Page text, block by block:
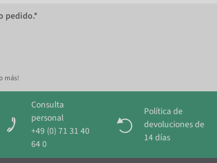
pedido.*
más!
Consulta
personal
+49 (0) 71 31 40
64 0
Política de
devoluciones de
14 días